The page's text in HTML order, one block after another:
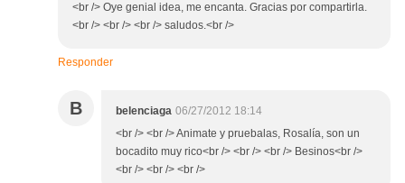
<br /> Oye genial idea, me encanta. Gracias por compartirla.
<br /> <br /> <br /> saludos.<br />
Responder
B belenciaga 06/27/2012 18:14
<br /> <br /> Animate y pruebalas, Rosalía, son un
bocadito muy rico<br /> <br /> <br /> Besinos<br />
<br /> <br /> <br />